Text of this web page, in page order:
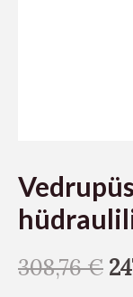
308,76€